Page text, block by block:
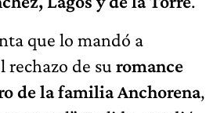
que lo mandó a
de su romance
de la familia Anchorena,